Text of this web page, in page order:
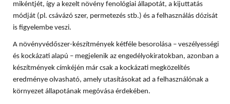
mikéntjét, így a kezelt növény fenológiai állapotát, a kijuttatás
módját (pl. csávázó szer, permetezés stb.) és a felhasználás dózisát
is figyelembe veszi.
A növényvédőszer-készítmények kétféle besorolása – veszélyességi
és kockázati alapú – megjelenik az engedélyokiratokban, azonban a
készítmények címkéjén már csak a kockázati megközelítés
eredménye olvasható, amely utasításokat ad a felhasználónak a
környezet állapotának megóvása érdekében.